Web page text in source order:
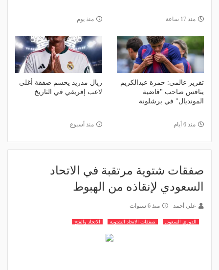
منذ 17 ساعة منذ يوم
تقرير عالمي: حمزة عبدالكريم
ينافس صاحب "قاضية
المونديال" في برشلونة
منذ 6 أيام
ريال مدريد يحسم صفقة أغلى
لاعب إفريقي في التاريخ
منذ أسبوع
صفقات شتوية مرتقبة في الاتحاد
السعودي لإنقاذه من الهبوط
علي أحمد منذ 6 سنوات
الدوري السعودي صفقات الاتحاد الشتوية الاتحاد والفتح